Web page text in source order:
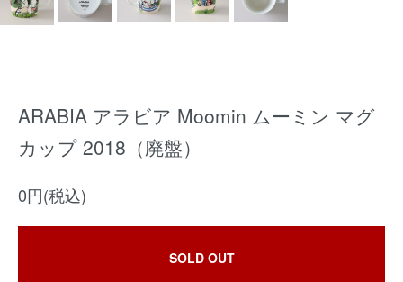
ARABIA アラビア Moomin ムーミン マグ
カップ 2018（廃盤）
0円(税込)
SOLD OUT